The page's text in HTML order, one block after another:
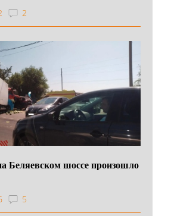
2
Беляевском шоссе произошло
5